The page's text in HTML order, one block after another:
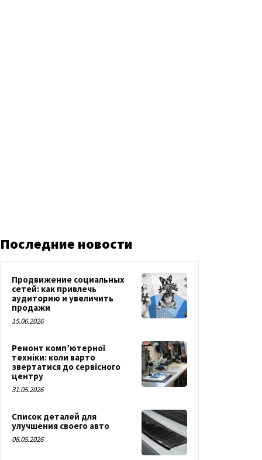
Последние новости
Продвижение социальных
сетей: как привлечь
аудиторию и увеличить
продажи
15.06.2026
Ремонт комп’ютерної
техніки: коли варто
звертатися до сервісного
центру
31.05.2026
Список деталей для
улучшения своего авто
08.05.2026